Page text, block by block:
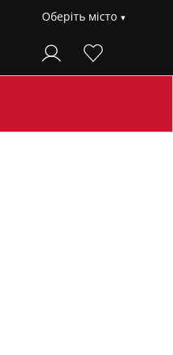
Оберіть місто